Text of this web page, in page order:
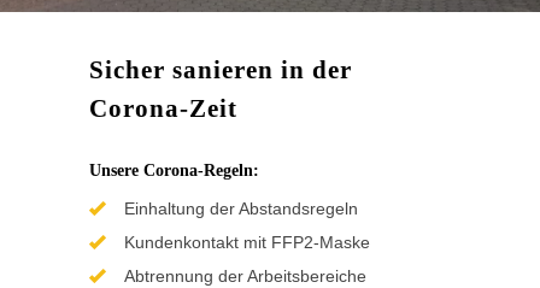
Sicher sanieren in der
Corona-Zeit
Unsere Corona-Regeln:
Einhaltung der Abstandsregeln
Kundenkontakt mit FFP2-Maske
Abtrennung der Arbeitsbereiche